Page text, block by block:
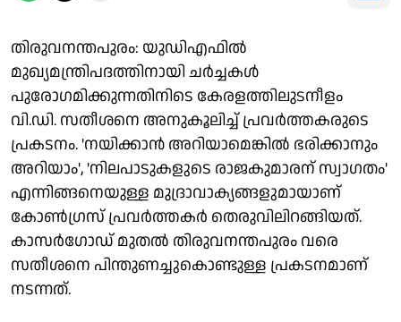
തിരുവനന്തപുരം: യുഡിഎഫിൽ
മുഖ്യമന്ത്രിപദത്തിനായി ചർച്ചകൾ
പുരോഗമിക്കുന്നതിനിടെ കേരളത്തിലുടനീളം
വി.ഡി. സതീശനെ അനുകൂലിച്ച് പ്രവർത്തകരുടെ
പ്രകടനം. 'നയിക്കാൻ അറിയാമെങ്കിൽ ഭരിക്കാനും
അറിയാം', 'നിലപാടുകളുടെ രാജകുമാരന് സ്വാഗതം'
എന്നിങ്ങനെയുള്ള മുദ്രാവാക്യങ്ങളുമായാണ്
കോൺഗ്രസ് പ്രവർത്തകർ തെരുവിലിറങ്ങിയത്.
കാസർഗോഡ് മുതൽ തിരുവനന്തപുരം വരെ
സതീശനെ പിന്തുണച്ചുകൊണ്ടുള്ള പ്രകടനമാണ്
നടന്നത്.